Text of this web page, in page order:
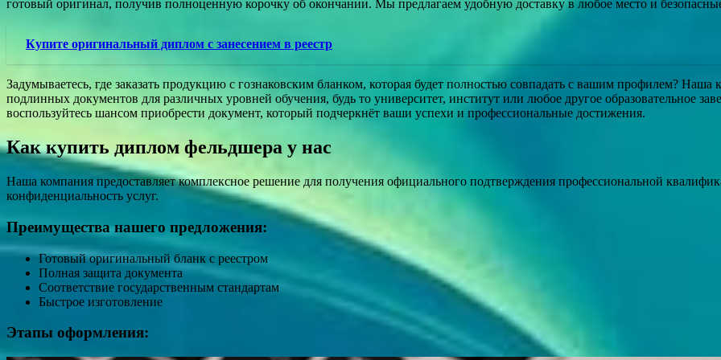
готовый оригинал, получив полноценную корочку об окончании. Мы предлагаем удобную доставку в любое место и
Купите оригинальный диплом с занесением в реестр
Задумываетесь, где заказать продукцию с гознаковским бланком, которая будет полностью совпадать с вашим профилем? Наша
подлинных документов для различных уровней обучения, будь то университет, институт или любое другое образовательное
воспользуйтесь шансом приобрести документ, который подчеркнёт ваши успехи и профессиональные достижения.
Как купить диплом фельдшера у нас
Наша компания предоставляет комплексное решение для получения официального подтверждения профессиональной
конфиденциальность услуг.
Преимущества нашего предложения:
Готовый оригинальный бланк с реестром
Полная защита документа
Соответствие государственным стандартам
Быстрое изготовление
Этапы оформления: